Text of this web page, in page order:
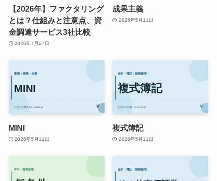
【2026年】ファクタリング
とは？仕組みと注意点、資
金調達サービス3社比較
2026年7月27日
成果主義
2026年5月11日
MINI
2026年5月11日
複式簿記
2026年5月11日